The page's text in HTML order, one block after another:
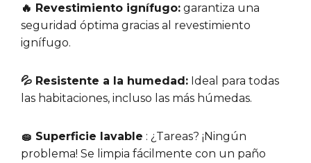
🔥 Revestimiento ignífugo: garantiza una
seguridad óptima gracias al revestimiento
ignífugo.
💦 Resistente a la humedad: Ideal para todas
las habitaciones, incluso las más húmedas.
🧽 Superficie lavable : ¿Tareas? ¡Ningún
problema! Se limpia fácilmente con un paño